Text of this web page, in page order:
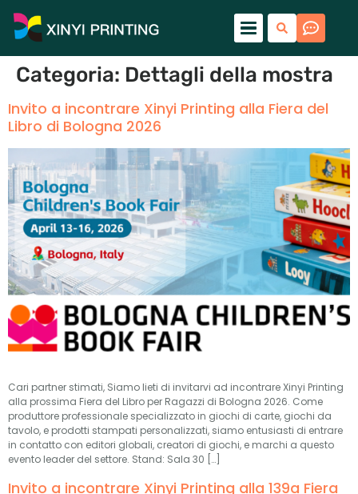
Categoria: Dettagli della mostra
Invito a incontrare Xinyi Printing alla Fiera del
Libro di Bologna 2026
Cari partner stimati, Siamo lieti di invitarvi ad incontrare Xinyi Printing
alla prossima Fiera del Libro per Ragazzi di Bologna 2026. Come
produttore professionale specializzato in giochi di carte, giochi da
tavolo, e prodotti stampati personalizzati, siamo entusiasti di entrare
in contatto con editori globali, creatori di giochi, e marchi a questo
evento leader del settore. Stand: Sala 30 […]
Invito a incontrare Xinyi Printing alla 139a Fiera